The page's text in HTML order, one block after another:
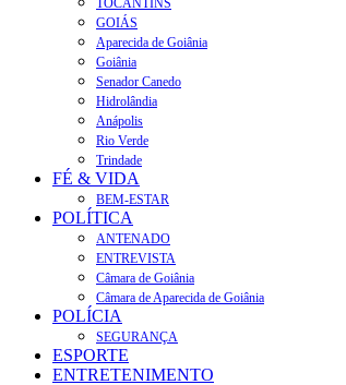
TOCANTINS
GOIÁS
Aparecida de Goiânia
Goiânia
Senador Canedo
Hidrolândia
Anápolis
Rio Verde
Trindade
FÉ & VIDA
BEM-ESTAR
POLÍTICA
ANTENADO
ENTREVISTA
Câmara de Goiânia
Câmara de Aparecida de Goiânia
POLÍCIA
SEGURANÇA
ESPORTE
ENTRETENIMENTO